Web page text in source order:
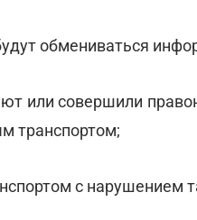
обмениваться
или совершили
транспортом;
с нарушением